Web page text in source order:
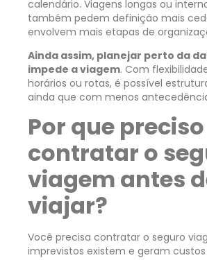
calendário. Viagens longas ou
também pedem definição mais
envolvem mais etapas de
Ainda assim, planejar perto da
impede a viagem. Com
horários ou rotas, é possível
ainda que com menos
Por que preciso
contratar o
viagem antes
viajar?
Você precisa contratar o seguro
imprevistos existem e geram